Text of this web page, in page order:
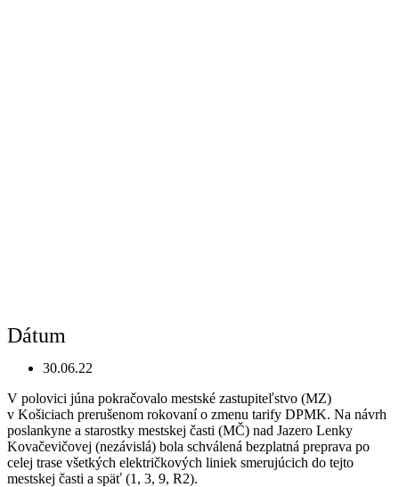
Dátum
30.06.22
V polovici júna pokračovalo mestské zastupiteľstvo (MZ)
v Košiciach prerušenom rokovaní o zmenu tarify DPMK. Na návrh
poslankyne a starostky mestskej časti (MČ) nad Jazero Lenky
Kovačevičovej (nezávislá) bola schválená bezplatná preprava po
celej trase všetkých električkových liniek smerujúcich do tejto
mestskej časti a späť (1, 3, 9, R2).